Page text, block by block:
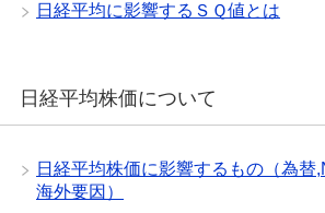
日経平均に影響するＳＱ値とは
日経平均株価について
日経平均株価に影響するもの（為替
海外要因）